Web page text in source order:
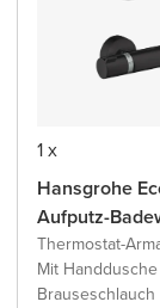
1 x
Hansgrohe
Aufputz-
Thermostat-
Mit
Brauseschlauch